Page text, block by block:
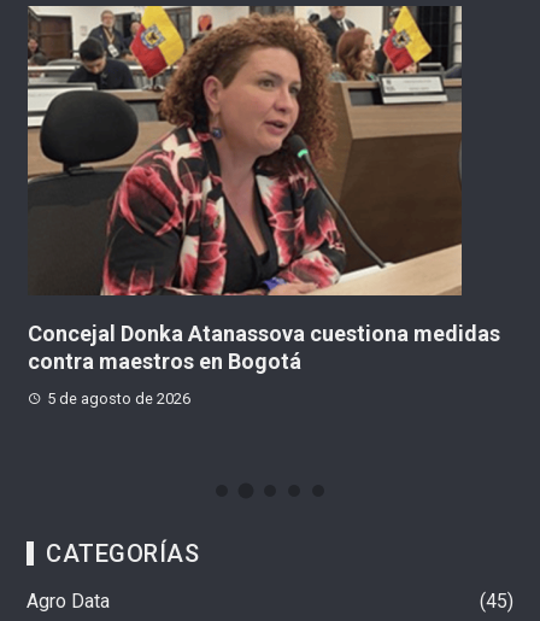
Concejal Donka Atanassova cuestiona medidas
contra maestros en Bogotá
5 de agosto de 2026
CATEGORÍAS
Agro Data
45